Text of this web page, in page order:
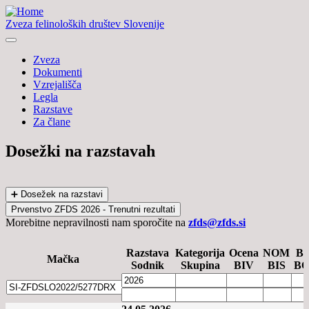
Zveza felinoloških društev Slovenije
Zveza
Dokumenti
Vzrejališča
Legla
Razstave
Za člane
Dosežki na razstavah
➕ Dosežek na razstavi
Prvenstvo ZFDS 2026 - Trenutni rezultati
Morebitne nepravilnosti nam sporočite na zfds@zfds.si
Mačka
Razstava
Sodnik
Kategorija
Skupina
Ocena
BIV
NOM
BIS